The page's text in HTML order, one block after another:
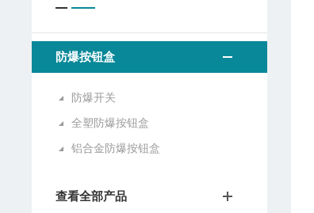
防爆按钮盒
防爆开关
全塑防爆按钮盒
铝合金防爆按钮盒
查看全部产品